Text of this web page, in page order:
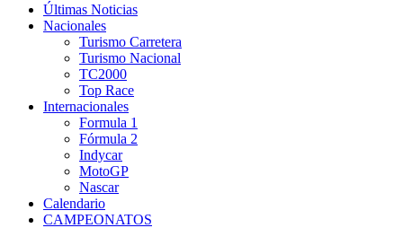
Últimas Noticias
Nacionales
Turismo Carretera
Turismo Nacional
TC2000
Top Race
Internacionales
Formula 1
Fórmula 2
Indycar
MotoGP
Nascar
Calendario
CAMPEONATOS